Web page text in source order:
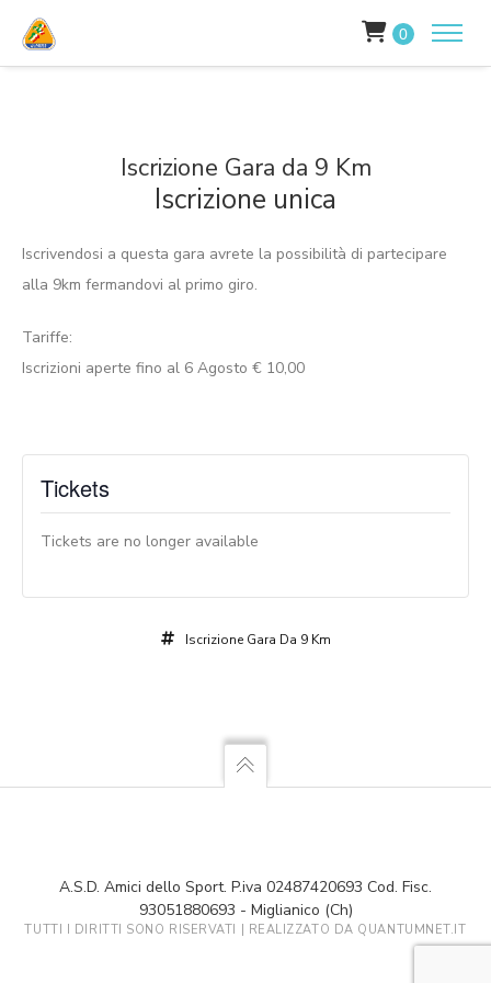
0
Iscrizione Gara da 9 Km
Iscrizione unica
Iscrivendosi a questa gara avrete la possibilità di partecipare
alla 9km fermandovi al primo giro.
Tariffe:
Iscrizioni aperte fino al 6 Agosto € 10,00
Tickets
Tickets are no longer available
Iscrizione Gara Da 9 Km
A.S.D. Amici dello Sport. P.iva 02487420693 Cod. Fisc.
93051880693 - Miglianico (Ch)
TUTTI I DIRITTI SONO RISERVATI | REALIZZATO DA QUANTUMNET.IT